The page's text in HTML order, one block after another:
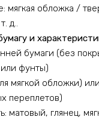
мягкая обложка /
д..
и
бумаги (без
или фунты)
мягкой обложки)
переплетов)
матовый, глянец,